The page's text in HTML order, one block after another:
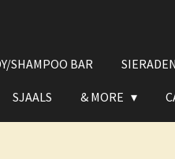
SHAMPOO BAR SIERADEN
SJAALS & MORE